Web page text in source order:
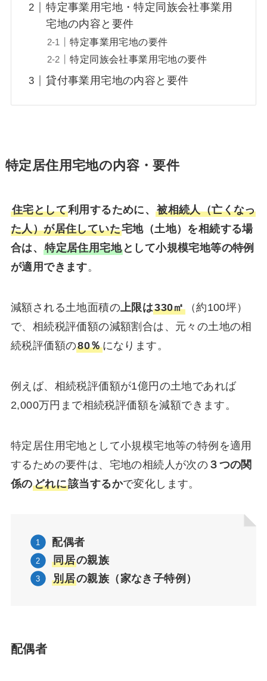
特定事業用宅地・特定同族会社事業用
宅地の内容と要件
特定事業用宅地の要件
特定同族会社事業用宅地の要件
貸付事業用宅地の内容と要件
特定居住用宅地の内容・要件
住宅として利用するために、被相続人（亡くなっ
た人）が居住していた宅地（土地）を相続する場
合は、特定居住用宅地として小規模宅地等の特例
が適用できます。
減額される土地面積の上限は330㎡（約100坪）
で、相続税評価額の減額割合は、元々の土地の相
続税評価額の80％になります。
例えば、相続税評価額が1億円の土地であれば
2,000万円まで相続税評価額を減額できます。
特定居住用宅地として小規模宅地等の特例を適用
するための要件は、宅地の相続人が次の ３つの関
係のどれに該当するかで変化します。
配偶者
同居の親族
別居の親族（家なき子特例）
配偶者